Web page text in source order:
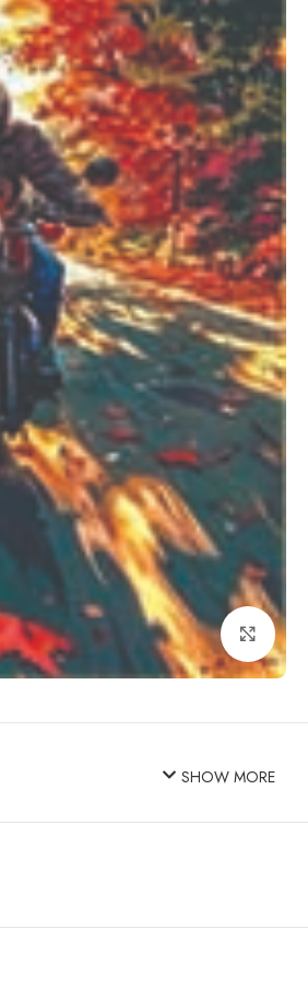
Click to enlarge
SHOW MORE